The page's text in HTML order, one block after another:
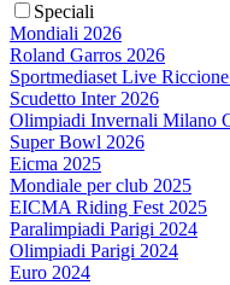
Speciali
Mondiali 2026
Roland Garros 2026
Sportmediaset Live
Scudetto Inter 2026
Olimpiadi Invernali Milano
Super Bowl 2026
Eicma 2025
Mondiale per club 2025
EICMA Riding Fest 2025
Paralimpiadi Parigi 2024
Olimpiadi Parigi 2024
Euro 2024